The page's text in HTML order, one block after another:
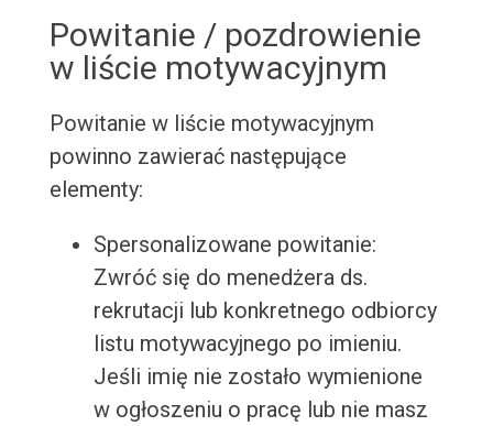
Powitanie / pozdrowienie
w liście motywacyjnym
Powitanie w liście motywacyjnym
powinno zawierać następujące
elementy:
Spersonalizowane powitanie:
Zwróć się do menedżera ds.
rekrutacji lub konkretnego odbiorcy
listu motywacyjnego po imieniu.
Jeśli imię nie zostało wymienione
w ogłoszeniu o pracę lub nie masz